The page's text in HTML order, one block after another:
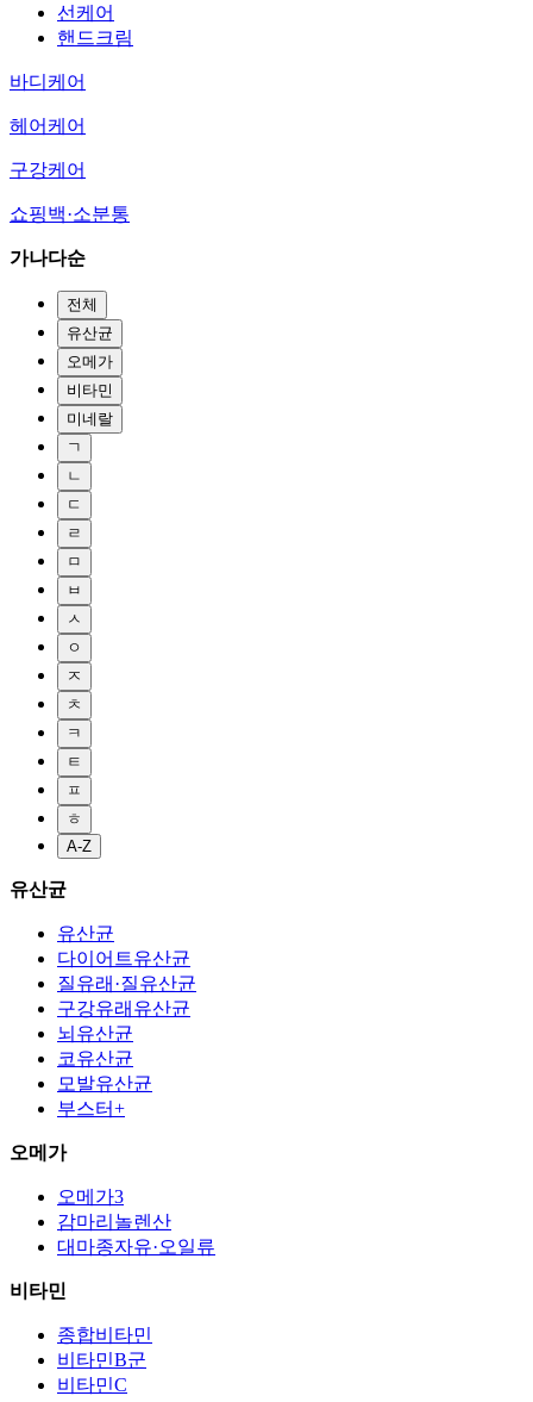
선케어
핸드크림
바디케어
헤어케어
구강케어
쇼핑백·소분통
가나다순
전체
유산균
오메가
비타민
미네랄
ㄱ
ㄴ
ㄷ
ㄹ
ㅁ
ㅂ
ㅅ
ㅇ
ㅈ
ㅊ
ㅋ
ㅌ
ㅍ
ㅎ
A-Z
유산균
유산균
다이어트유산균
질유래·질유산균
구강유래유산균
뇌유산균
코유산균
모발유산균
부스터+
오메가
오메가3
감마리놀렌산
대마종자유·오일류
비타민
종합비타민
비타민B군
비타민C